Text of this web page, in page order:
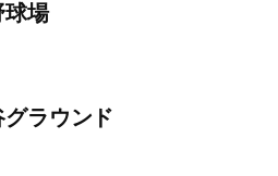
球場
ラウンド